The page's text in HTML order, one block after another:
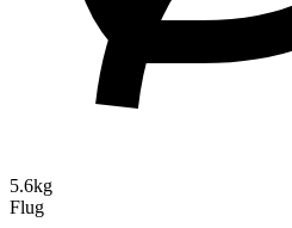
5.6kg
Flug